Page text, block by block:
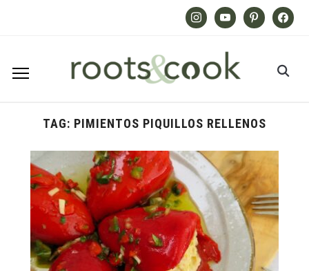
InstagramYoutube PinterestFacebook
TAG: PIMIENTOS PIQUILLOS RELLENOS